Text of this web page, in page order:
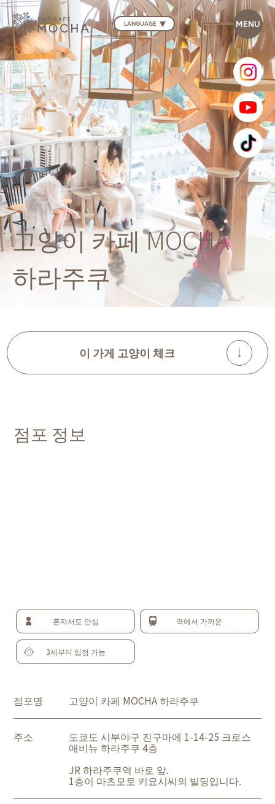
LANGUAGE
고양이 카페 MOCHA
하라주쿠
이 가게 고양이 체크
점포 정보
혼자서도 안심 역에서 가까운
3세부터 입점 가능
점포명 고양이 카페 MOCHA 하라주쿠
주소 도쿄도 시부야구 진구마에 1-14-25 크로스
애비뉴 하라주쿠 4층
JR 하라주쿠역 바로 앞.
1층이 마츠모토 키요시씨의 빌딩입니다.